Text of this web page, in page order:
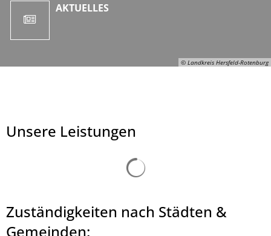
© Landkreis Hersfeld-Rotenburg
AKTUELLES
Unsere Leistungen
Zuständigkeiten nach Städten &
Gemeinden: